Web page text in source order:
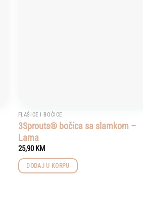
FLAŠICE I BOČICE
3Sprouts® bočica sa slamkom –
Lama
25,90KM
DODAJ U KORPU